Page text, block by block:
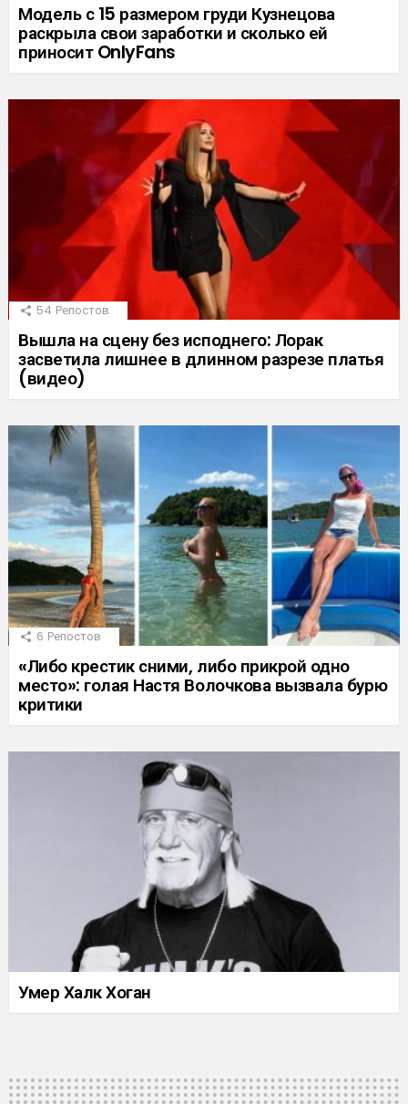
Модель с 15 размером груди Кузнецова
раскрыла свои заработки и сколько ей
приносит OnlyFans
54 Репостов
Вышла на сцену без исподнего: Лорак
засветила лишнее в длинном разрезе платья
(видео)
6 Репостов
«Либо крестик сними, либо прикрой одно
место»: голая Настя Волочкова вызвала бурю
критики
Умер Халк Хоган